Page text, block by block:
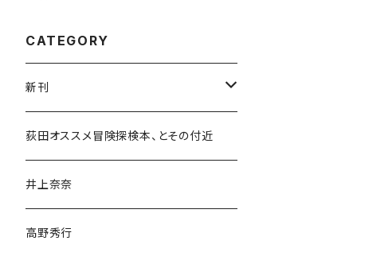
CATEGORY
新刊
和書
文学・小説・物語
随筆・ノンフィクション・その他
荻田オススメ冒険探検本、とその付近
井上奈奈
高野秀行